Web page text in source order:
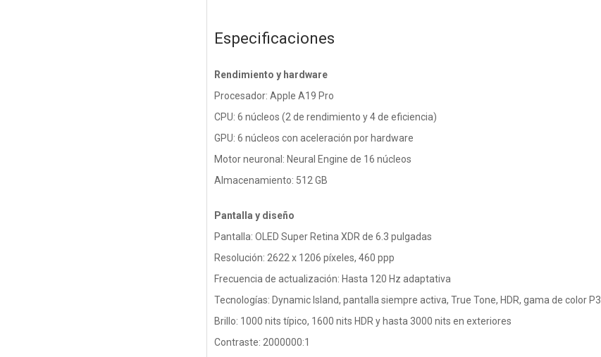
Especificaciones
Rendimiento y hardware
Procesador: Apple A19 Pro
CPU: 6 núcleos (2 de rendimiento y 4 de eficiencia)
GPU: 6 núcleos con aceleración por hardware
Motor neuronal: Neural Engine de 16 núcleos
Almacenamiento: 512 GB
Pantalla y diseño
Pantalla: OLED Super Retina XDR de 6.3 pulgadas
Resolución: 2622 x 1206 píxeles, 460 ppp
Frecuencia de actualización: Hasta 120 Hz adaptativa
Tecnologías: Dynamic Island, pantalla siempre activa, True Tone, HDR, gama de color P3
Brillo: 1000 nits típico, 1600 nits HDR y hasta 3000 nits en exteriores
Contraste: 2000000:1